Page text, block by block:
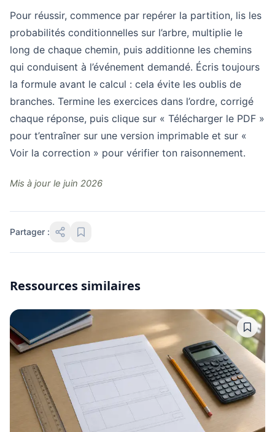
Pour réussir, commence par repérer la partition, lis les
probabilités conditionnelles sur l’arbre, multiplie le
long de chaque chemin, puis additionne les chemins
qui conduisent à l’événement demandé. Écris toujours
la formule avant le calcul : cela évite les oublis de
branches. Termine les exercices dans l’ordre, corrigé
chaque réponse, puis clique sur « Télécharger le PDF »
pour t’entraîner sur une version imprimable et sur «
Voir la correction » pour vérifier ton raisonnement.
Mis à jour le juin 2026
Partager :
Ressources similaires